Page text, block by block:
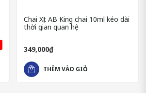
Chai Xịt AB King chai 10ml kéo dài
thời gian quan hệ
349,000₫
THÊM VÀO GIỎ